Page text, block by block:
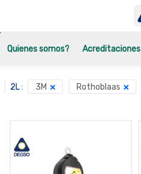
Quienes somos? Acreditaciones
2L: 3M Rothoblaas